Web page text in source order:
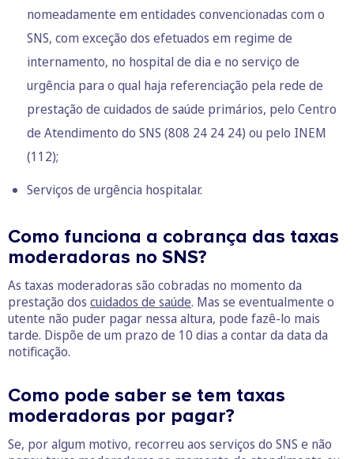
nomeadamente em entidades convencionadas com o
SNS, com exceção dos efetuados em regime de
internamento, no hospital de dia e no serviço de
urgência para o qual haja referenciação pela rede de
prestação de cuidados de saúde primários, pelo Centro
de Atendimento do SNS (808 24 24 24) ou pelo INEM
(112);
Serviços de urgência hospitalar.
Como funciona a cobrança das taxas
moderadoras no SNS?
As taxas moderadoras são cobradas no momento da
prestação dos cuidados de saúde. Mas se eventualmente o
utente não puder pagar nessa altura, pode fazê-lo mais
tarde. Dispõe de um prazo de 10 dias a contar da data da
notificação.
Como pode saber se tem taxas
moderadoras por pagar?
Se, por algum motivo, recorreu aos serviços do SNS e não